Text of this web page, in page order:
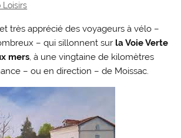
Loisirs
très apprécié des voyageurs à vélo –
– qui sillonnent sur la Voie Verte
mers, à une vingtaine de kilomètres
– ou en direction – de Moissac.